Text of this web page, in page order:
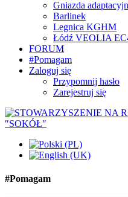
Gniazda
Barlinek
Legnica KGHM
Łódź VEOLIA
FORUM
#Pomagam
Zaloguj się
Przypomnij hasło
Zarejestruj się
#Pomagam